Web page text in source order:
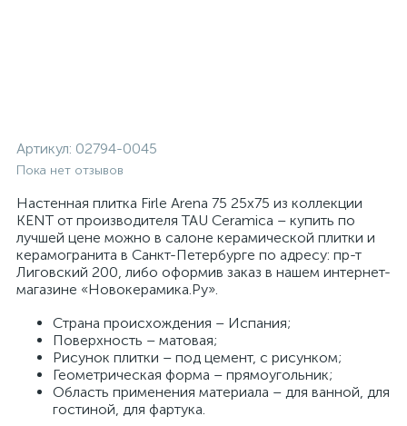
Артикул: 02794-0045
Пока нет отзывов
Настенная плитка Firle Arena 75 25x75 из коллекции
KENT от производителя TAU Ceramica – купить по
лучшей цене можно в салоне керамической плитки и
керамогранита в Санкт-Петербурге по адресу: пр-т
Лиговский 200, либо оформив заказ в нашем интернет-
магазине «Новокерамика.Ру».
Страна происхождения – Испания;
Поверхность – матовая;
Рисунок плитки – под цемент, с рисунком;
Геометрическая форма – прямоугольник;
Область применения материала – для ванной, для
гостиной, для фартука.